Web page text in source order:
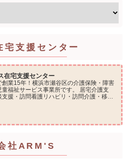
宅支援センター
在宅支援センター
創業15年！横浜市瀬谷区の介護保険・障害
童福祉サービス事業所です。 居宅介護支
支援・訪問看護リハビリ・訪問介護・移動
社ARM'S